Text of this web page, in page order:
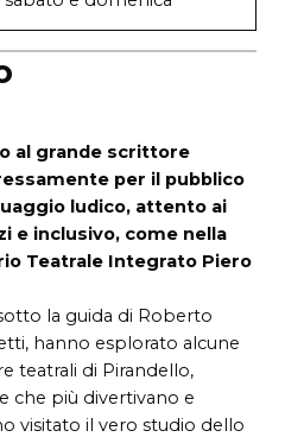
al grande scrittore
per il pubblico
ludico, attento ai
e inclusivo, come nella
Teatrale Integrato Piero
la guida di Roberto
hanno esplorato alcune
teatrali di Pirandello,
che più divertivano e
visitato il vero studio dello